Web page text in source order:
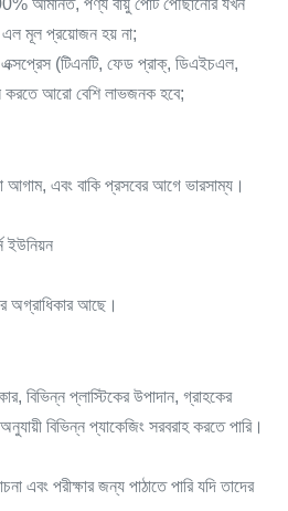
আমানত, পণ্য বায়ু পোর্ট পৌঁছানোর যখন
এল মূল প্রয়োজন হয় না;
(টিএনটি, ফেড প্রাক্, ডিএইচএল,
করতে আরো বেশি লাভজনক হবে;
আগাম, এবং বাকি প্রসবের আগে ভারসাম্য।
ইউনিয়ন
আছে।
বিভিন্ন প্লাস্টিকের উপাদান, গ্রাহকের
বিভিন্ন প্যাকেজিং সরবরাহ করতে পারি।
এবং পরীক্ষার জন্য পাঠাতে পারি যদি তাদের